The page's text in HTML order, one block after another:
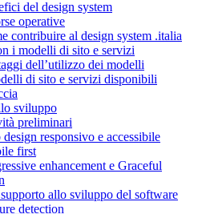
del design system
operative
contribuire al design system .italia
i modelli di sito e servizi
dell’utilizzo dei modelli
di sito e servizi disponibili
sviluppo
preliminari
responsivo e accessibile
first
enhancement e Graceful
allo sviluppo del software
detection